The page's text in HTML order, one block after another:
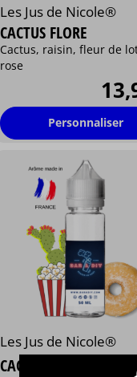
Les Jus de Nicole®
CACTUS FLORE
Cactus, raisin, fleur de
rose
Personnaliser
Les Jus de Nicole®
CACTUS DONUT